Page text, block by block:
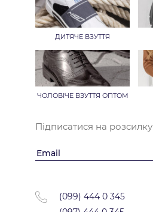
Підписатися на розсилку
(099) 444 0 345
ДИТЯЧЕ ВЗУТТЯ
ЧОЛОВІЧЕ ВЗУТТЯ ОПТОМ